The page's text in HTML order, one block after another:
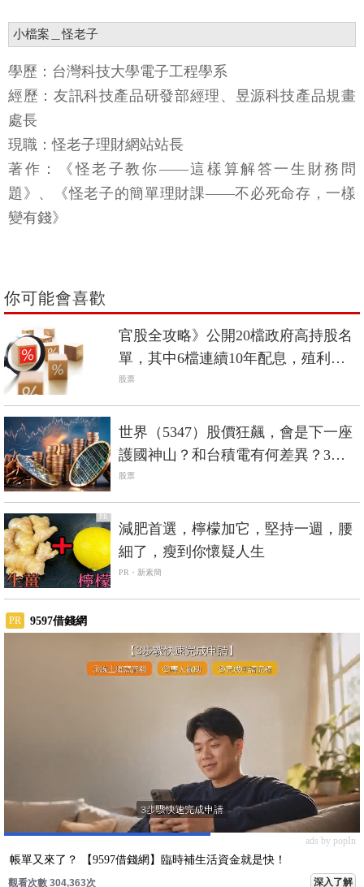
小檔案＿怪老子
學歷：台灣科技大學電子工程學系
經歷：友訊科技產品研發部經理、昱源科技產品規畫
處長
現職：怪老子理財網站站長
著作：《怪老子教你——這樣算解答一生財務問
題》、《怪老子的簡單理財課——不必死命存，一樣
變有錢》
你可能會喜歡
官股全攻略》公開20檔政府高持股名
單，其中6檔連續10年配息，殖利率
超過5%
股票
世界（5347）股價狂飆，會是下一座
護國神山？和台積電有何差異？3分
鐘剖析
股票
PR
減肥首選，檸檬加它，堅持一週，腰
細了，瘦到你懷疑人生
PR・新素簡
PR 9597借錢網
ads by popIn
帳單又來了？ 【9597借錢網】臨時補生活資金就是快！
觀看次數 304,363次 深入了解